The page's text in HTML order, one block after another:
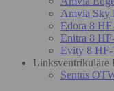
Amvia Sky
Edora 8
Enitra 8
Evity 8
Linksventrikuläre
Sentus